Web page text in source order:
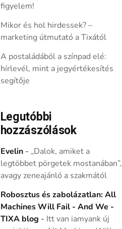
figyelem!
Mikor és hol hirdessek? –
marketing útmutató a Tixától
A postaládából a színpad elé:
hírlevél, mint a jegyértékesítés
segítője
Legutóbbi
hozzászólások
Evelin- „Dalok, amiket a
legtöbbet pörgetek mostanában”,
avagy zeneajánló a szakmától
Robosztus és zabolázatlan: All
Machines Will Fail - And We -
TIXA blog - Itt van iamyank új